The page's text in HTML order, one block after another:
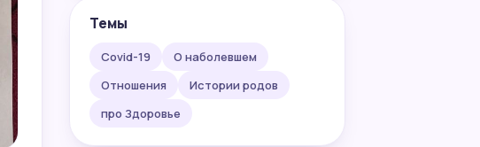
Темы
Covid-19
О наболевшем
Отношения
Истории родов
про Здоровье